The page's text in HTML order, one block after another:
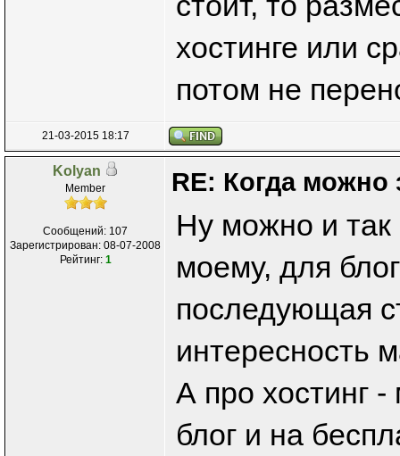
хостинге или
потом не
21-03-2015 18:17
Kolyan
Member
Сообщений: 107
Зарегистрирован: 08-07-2008
Рейтинг: 1
RE: Когда можно
Ну можно и так
моему, для
последующая
интересность
А про хостинг
блог и на